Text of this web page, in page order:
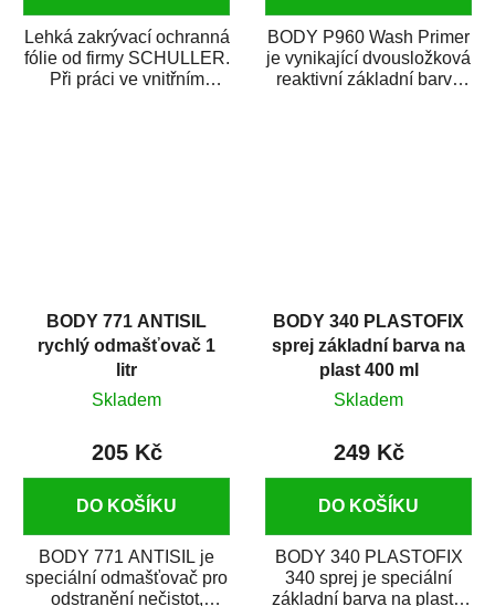
Lehká zakrývací ochranná
fólie od firmy SCHULLER.
Při práci ve vnitřním
BODY P960 Wash Primer
je vynikající dvousložková
reaktivní základní barva
BODY 771 ANTISIL
rychlý odmašťovač 1
litr
Skladem
205 Kč
DO KOŠÍKU
BODY 771 ANTISIL je
speciální odmašťovač pro
odstranění nečistot,
BODY 340 PLASTOFIX
sprej základní barva na
plast 400 ml
Skladem
249 Kč
DO KOŠÍKU
BODY 340 PLASTOFIX
340 sprej je speciální
základní barva na plasty,